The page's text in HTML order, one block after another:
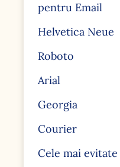
pentru Email
Helvetica Neue
Roboto
Arial
Georgia
Courier
Cele mai